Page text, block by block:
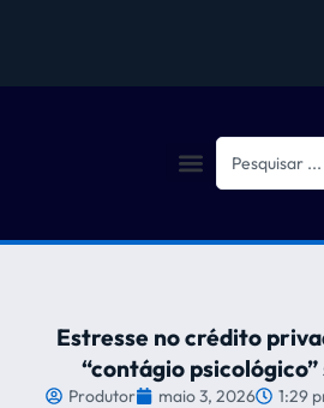
Estresse no crédito
“contágio psicológico”
Produtor maio 3, 2026 1:29